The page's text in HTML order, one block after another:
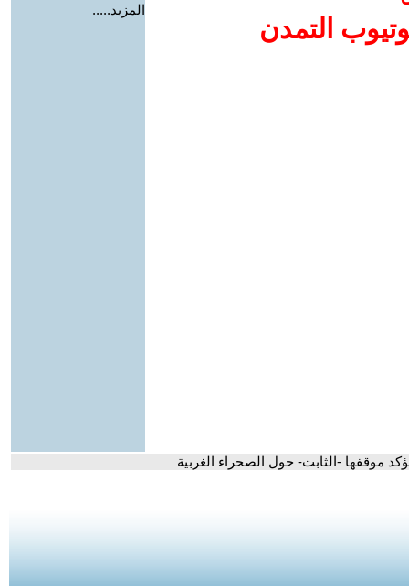
التمدن
المزيد.....
موقفها -الثابت- حول الصحراء الغربية